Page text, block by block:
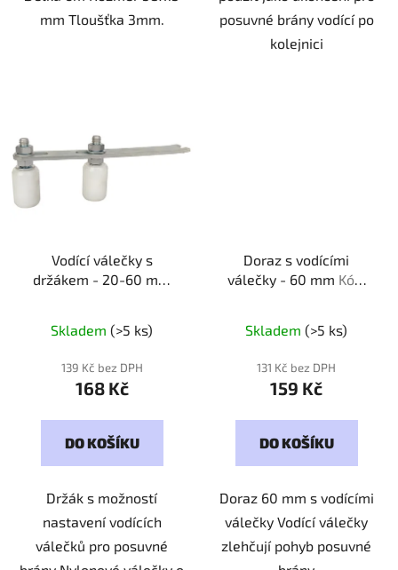
mm Tloušťka 3mm.
posuvné brány vodící po
kolejnici
Vodící válečky s
držákem - 20-60 mm
Skladem (>5 ks)
139 Kč bez DPH
168 Kč
DO KOŠÍKU
Držák s možností
nastavení vodících
válečků pro posuvné
Doraz s vodícími
válečky - 60 mm Kód:
Skladem (>5 ks)
131 Kč bez DPH
159 Kč
DO KOŠÍKU
Doraz 60 mm s vodícími
válečky Vodící válečky
zlehčují pohyb posuvné